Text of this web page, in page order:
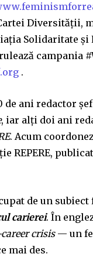
Diversității,
Solidaritate și
campania
.
de ani redactor
, iar alți doi ani
. Acum
REPERE,
de un subiect
carierei. În
crisis— un
mai des.